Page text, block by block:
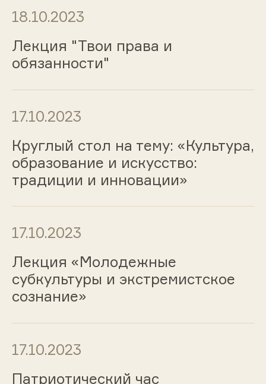
18.10.2023
Лекция "Твои права и
обязанности"
17.10.2023
Круглый стол на тему: «Культура,
образование и искусство:
традиции и инновации»
17.10.2023
Лекция «Молодежные
субкультуры и экстремистское
сознание»
17.10.2023
Патриотический час